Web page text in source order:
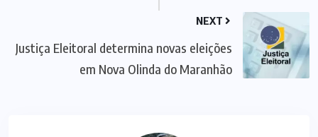
NEXT
Justiça Eleitoral determina novas eleições
em Nova Olinda do Maranhão